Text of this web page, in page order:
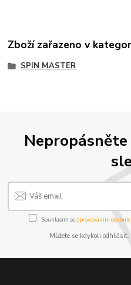
Zboží zařazeno v
SPIN MASTER
Nepropásněte
Souhlasím se zpracováním
Můžete se kdykoli